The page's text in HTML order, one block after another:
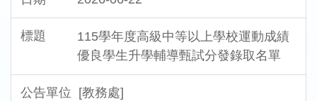
115學年度高級中等以上學校運動成績
優良學生升學輔導甄試分發錄取名單
[教務處]